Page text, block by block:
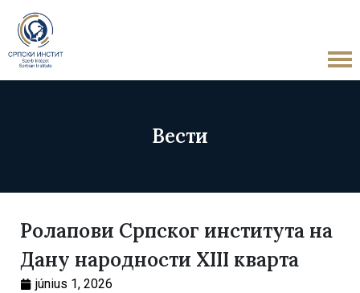
Вести
Ролапови Српског института на
Дану народности XIII кварта
június 1, 2026